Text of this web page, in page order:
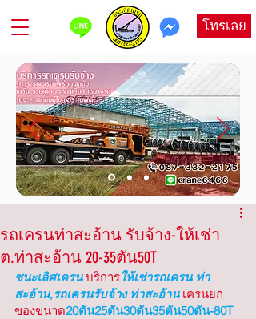
โทรเลย
รถเครนท่าสะอ้าน รับจ้าง-ให้เช่า
ต.ท่าสะอ้าน 20-35ตัน50T
ชนะเลิศเครน บริการให้เช่ารถเครน ท่า
สะอ้าน,รถเครนรับจ้าง ท่าสะอ้าน เครนยก
ของขนาด20ตัน25ตัน30ตัน35ตัน50ตัน-80T